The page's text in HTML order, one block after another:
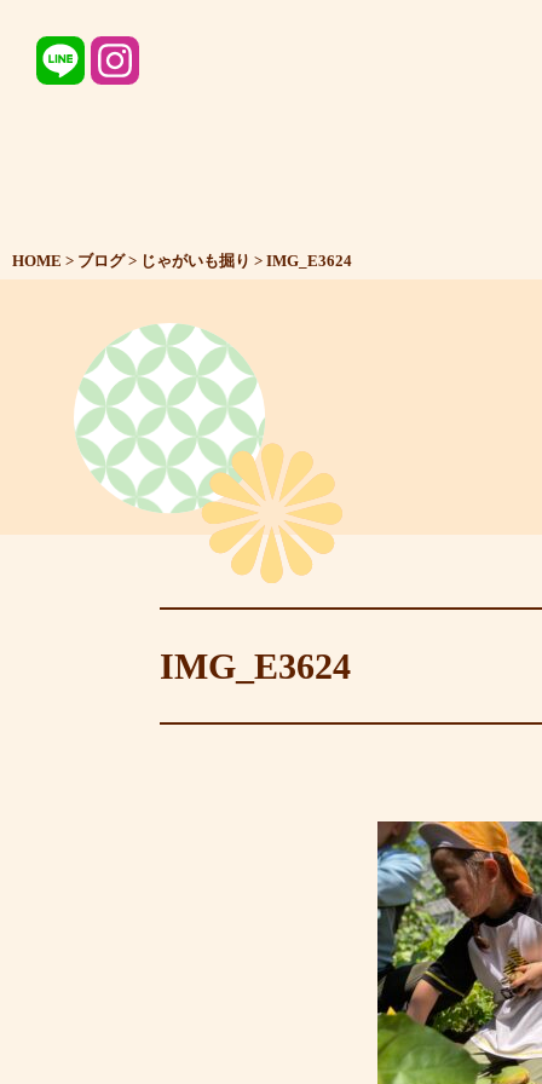
HOME > ブログ> じゃがいも掘り > IMG_E3624
IMG_E3624